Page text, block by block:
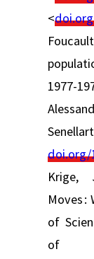
<
1977-
doi.org/
Krige,
Moves
of
of